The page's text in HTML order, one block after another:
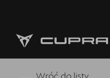
Strona główna
Wróć do listy